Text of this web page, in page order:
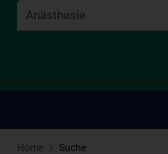
Home Suche